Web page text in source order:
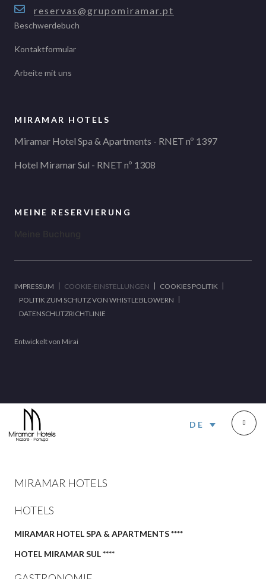
reservas@grupomiramar.pt
Beschwerdebuch
Kontaktformular
Arbeite mit uns
MIRAMAR HOTELS
Miramar Hotel Spa & Apartments - RNET nº 1397
Hotel Miramar Sul - RNET nº 1308
MEINE RESERVIERUNG
IMPRESSUM COOKIE-EINSTELLUNGEN
COOKIES POLITIK
POLITIK ZUM SCHUTZ VON WHISTLEBLOWERN
DATENSCHUTZRICHTLINIE
Entwickelt von Mirai
DE
MIRAMAR HOTELS
HOTELS
MIRAMAR HOTEL SPA & APARTMENTS ****
HOTEL MIRAMAR SUL ****